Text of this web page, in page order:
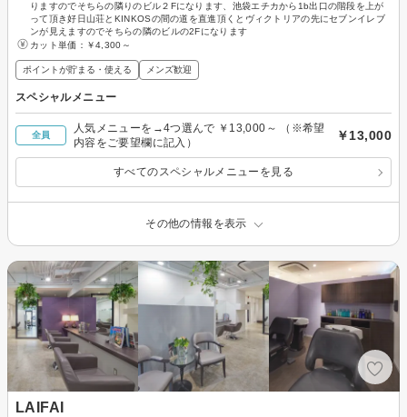
りますのでそちらの隣りのビル２Fになります、池袋エチカから1b出口の階段を上が
って頂き好日山荘とKINKOSの間の道を直進頂くとヴィクトリアの先にセブンイレブ
ンが見えますのでそちらの隣のビルの2Fになります
カット単価： ￥4,300～
ポイントが貯まる・使える メンズ歓迎
スペシャルメニュー
全員
人気メニューを→4つ選んで ￥13,000～ （※希望
内容をご要望欄に記入）
￥13,000
すべてのスペシャルメニューを見る
その他の情報を表示
LAIFAI